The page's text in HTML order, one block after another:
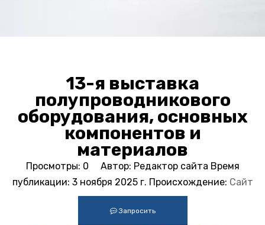
13-я выставка
полупроводникового
оборудования, основных
компонентов и
материалов
Просмотры: 0 Автор: Редактор сайта Время
публикации: 3 ноября 2025 г. Происхождение: Сайт
Запросить